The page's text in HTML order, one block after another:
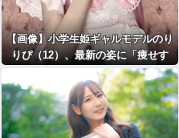
【画像】小学生姫ギャルモデルのり
りぴ（12）、最新の姿に「痩せす
ぎ」「大丈夫？ちゃんとご飯食べて
ね」など心配の声